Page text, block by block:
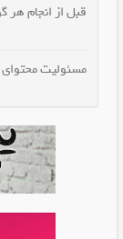
قبل از انجام هر
مسئولیت محتوای